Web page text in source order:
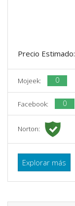
Precio Estimado:
Mojeek: 0
Facebook: 0
Norton:
Explorar más